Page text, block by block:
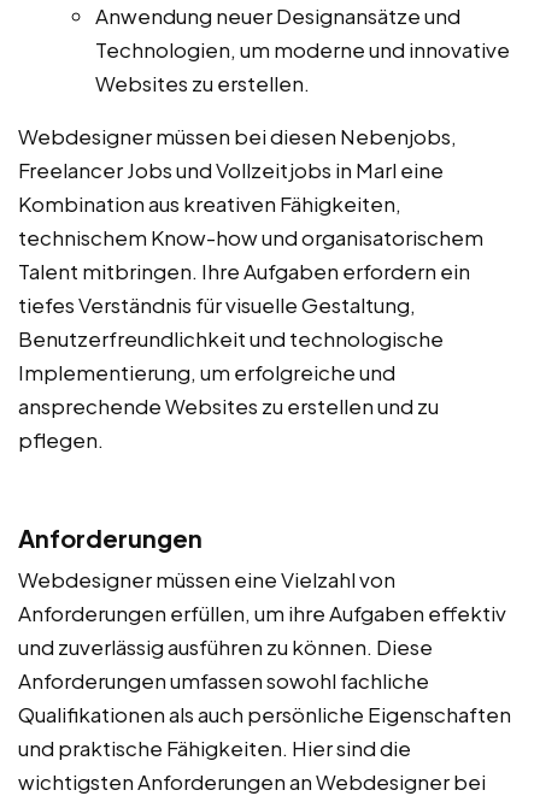
Anwendung neuer Designansätze und
Technologien, um moderne und innovative
Websites zu erstellen.
Webdesigner müssen bei diesen Nebenjobs,
Freelancer Jobs und Vollzeitjobs in Marl eine
Kombination aus kreativen Fähigkeiten,
technischem Know-how und organisatorischem
Talent mitbringen. Ihre Aufgaben erfordern ein
tiefes Verständnis für visuelle Gestaltung,
Benutzerfreundlichkeit und technologische
Implementierung, um erfolgreiche und
ansprechende Websites zu erstellen und zu
pflegen.
Anforderungen
Webdesigner müssen eine Vielzahl von
Anforderungen erfüllen, um ihre Aufgaben effektiv
und zuverlässig ausführen zu können. Diese
Anforderungen umfassen sowohl fachliche
Qualifikationen als auch persönliche Eigenschaften
und praktische Fähigkeiten. Hier sind die
wichtigsten Anforderungen an Webdesigner bei